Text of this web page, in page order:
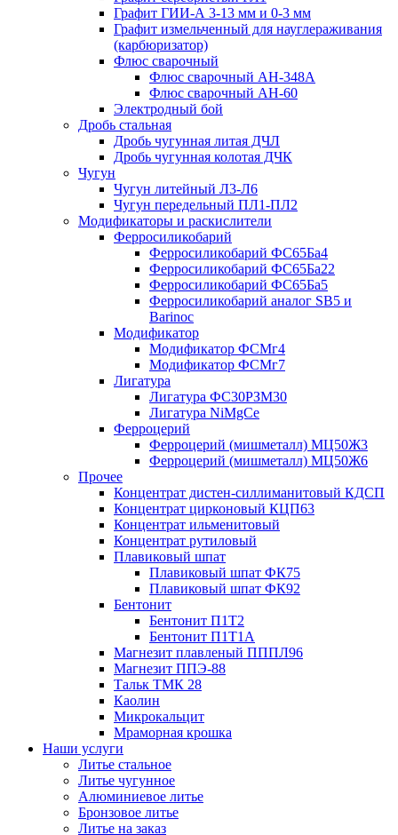
Графит ГИИ-А 3-13 мм и 0-3 мм
Графит измельченный для науглераживания
(карбюризатор)
Флюс сварочный
Флюс сварочный АН-348А
Флюс сварочный АН-60
Электродный бой
Дробь стальная
Дробь чугунная литая ДЧЛ
Дробь чугунная колотая ДЧК
Чугун
Чугун литейный Л3-Л6
Чугун передельный ПЛ1-ПЛ2
Модификаторы и раскислители
Ферросиликобарий
Ферросиликобарий ФС65Ба4
Ферросиликобарий ФС65Ба22
Ферросиликобарий ФС65Ба5
Ферросиликобарий аналог SB5 и
Barinoc
Модификатор
Модификатор ФСМг4
Модификатор ФСМг7
Лигатура
Лигатура ФС30РЗМ30
Лигатура NiMgCe
Ферроцерий
Ферроцерий (мишметалл) МЦ50Ж3
Ферроцерий (мишметалл) МЦ50Ж6
Прочее
Концентрат дистен-силлиманитовый КДСП
Концентрат цирконовый КЦП63
Концентрат ильменитовый
Концентрат рутиловый
Плавиковый шпат
Плавиковый шпат ФК75
Плавиковый шпат ФК92
Бентонит
Бентонит П1Т2
Бентонит П1Т1А
Магнезит плавленый ПППЛ96
Магнезит ППЭ-88
Тальк ТМК 28
Каолин
Микрокальцит
Мраморная крошка
Наши услуги
Литье стальное
Литье чугунное
Алюминиевое литье
Бронзовое литье
Литье на заказ